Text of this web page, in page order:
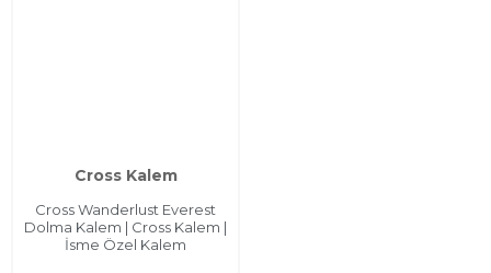
Cross Kalem
Cross Wanderlust Everest
Dolma Kalem | Cross Kalem |
İsme Özel Kalem